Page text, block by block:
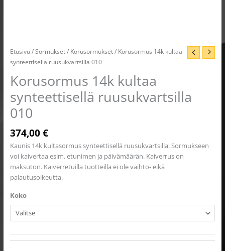
Etusivu/Sormukset/ Korusormukset/ Korusormus 14k kultaa
synteettisellä ruusukvartsilla 010
Korusormus 14k kultaa
synteettisellä ruusukvartsilla
010
374,00€
Kaunis 14k kultasormus synteettisellä ruusukvartsilla. Sormukseen
voi kaivertaa esim. etunimen ja päivämäärän. Kaiverrus on
maksuton. Kaiverretuilla tuotteilla ei ole vaihto- eikä
palautusoikeutta.
Koko